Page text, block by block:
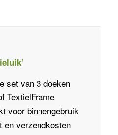
set van 3 doeken
TextielFrame
voor binnengebruik
en verzendkosten